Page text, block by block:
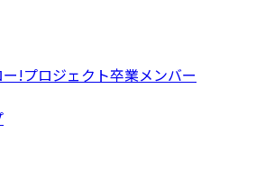
ー!プロジェクト卒業メンバー